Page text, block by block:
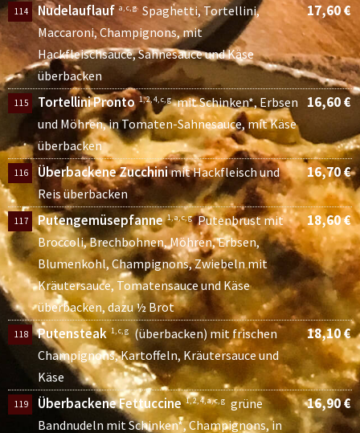
114 Nudelauflauf a, c, g Spaghetti, Tortellini,
Maccaroni, Champignons, mit
Hackfleischsauce, Sahnesauce und Käse
überbacken
17,60 €
115 Tortellini Pronto 1, 2, 4, c, g mit Schinken*, Erbsen
und Möhren, in Tomaten-Sahnesauce, mit Käse
überbacken
16,60 €
116 Überbackene Zucchinimit Hackfleisch und
Reis überbacken
16,70 €
117 Putengemüsepfanne 1, a, c, g Putenbrust mit
Broccoli, Brechbohnen, Möhren, Erbsen,
Blumenkohl, Champignons, Zwiebeln mit
Kräutersauce, Tomatensauce und Käse
überbacken, dazu ½ Brot
18,60 €
118 Putensteak 1, c, g (überbacken) mit frischen
Champignons, Kartoffeln, Kräutersauce und
Käse
18,10 €
119 Überbackene Fettuccine 1, 2, 4, a, c, g grüne
Bandnudeln mit Schinken*, Champignons, in
16,90 €